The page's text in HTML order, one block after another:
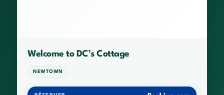
Welcome to DC’s Cottage
NEWTOWN